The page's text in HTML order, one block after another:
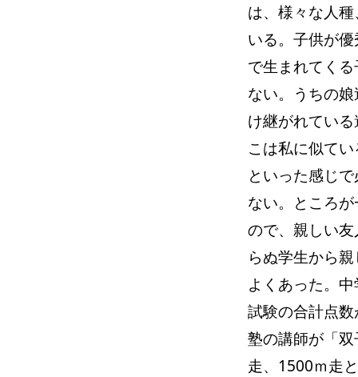
は、様々な人
いる。子供が
で生まれてく
ない。うちの
け継がれてい
こは私に似て
といった感じ
ない。ところ
ので、親しい
らぬ学生から
よくあった。
試験の合計点
塾の講師が「
走、1500ｍ走